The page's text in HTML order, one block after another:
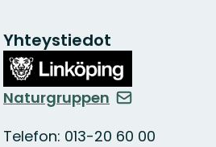
Yhteystiedot
Naturgruppen
Telefon: 013-20 60 00